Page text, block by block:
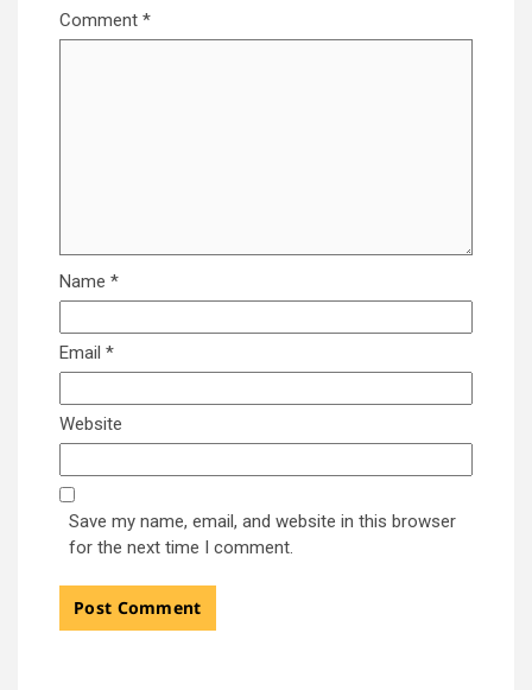
Comment *
Name *
Email *
Website
Save my name, email, and website in this browser
for the next time I comment.